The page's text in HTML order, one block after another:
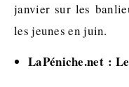
janvier sur les
les jeunes en juin.
LaPéniche.net :